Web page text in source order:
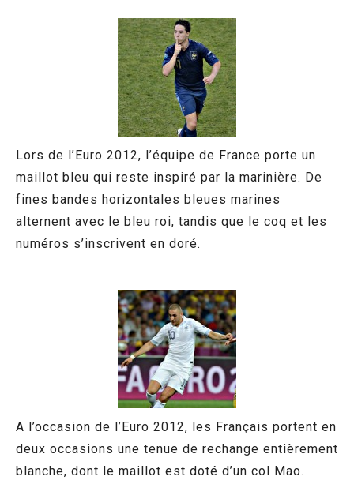
Lors de l’Euro 2012, l’équipe de France porte un
maillot bleu qui reste inspiré par la marinière. De
fines bandes horizontales bleues marines
alternent avec le bleu roi, tandis que le coq et les
numéros s’inscrivent en doré.
A l’occasion de l’Euro 2012, les Français portent en
deux occasions une tenue de rechange entièrement
blanche, dont le maillot est doté d’un col Mao.